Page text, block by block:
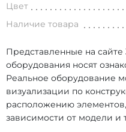
Цвет
Наличие товара
Представленные на
оборудования носят
Реальное оборудование
визуализации по
расположению
зависимости от модели и